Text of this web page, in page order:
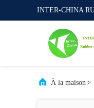
INTER-CHINA
À la maison>